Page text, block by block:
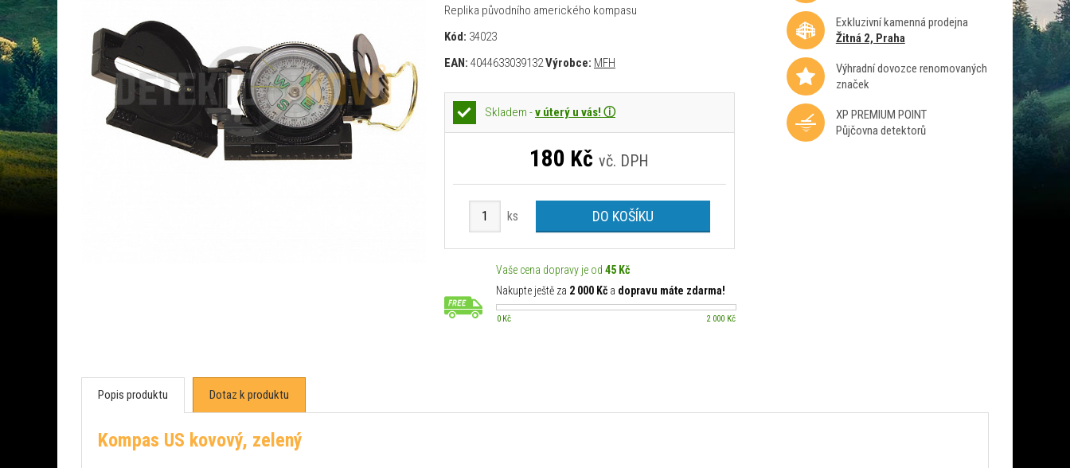
Replika původního amerického kompasu
Kód: 34023
EAN: 4044633039132Výrobce: MFH
Skladem -v úterý u vás! ⓘ
180 Kč vč. DPH
ks DO KOŠÍKU
Vaše cena dopravy je od 45 Kč
Nakupte ještě za 2 000 Kča dopravu máte zdarma!
0 Kč 2 000 Kč
Exkluzivní kamenná prodejna
Žitná 2, Praha
Výhradní dovozce renomovaných
značek
XP PREMIUM POINT
Půjčovna detektorů
Popis produktu Dotaz k produktu
Kompas US kovový, zelený